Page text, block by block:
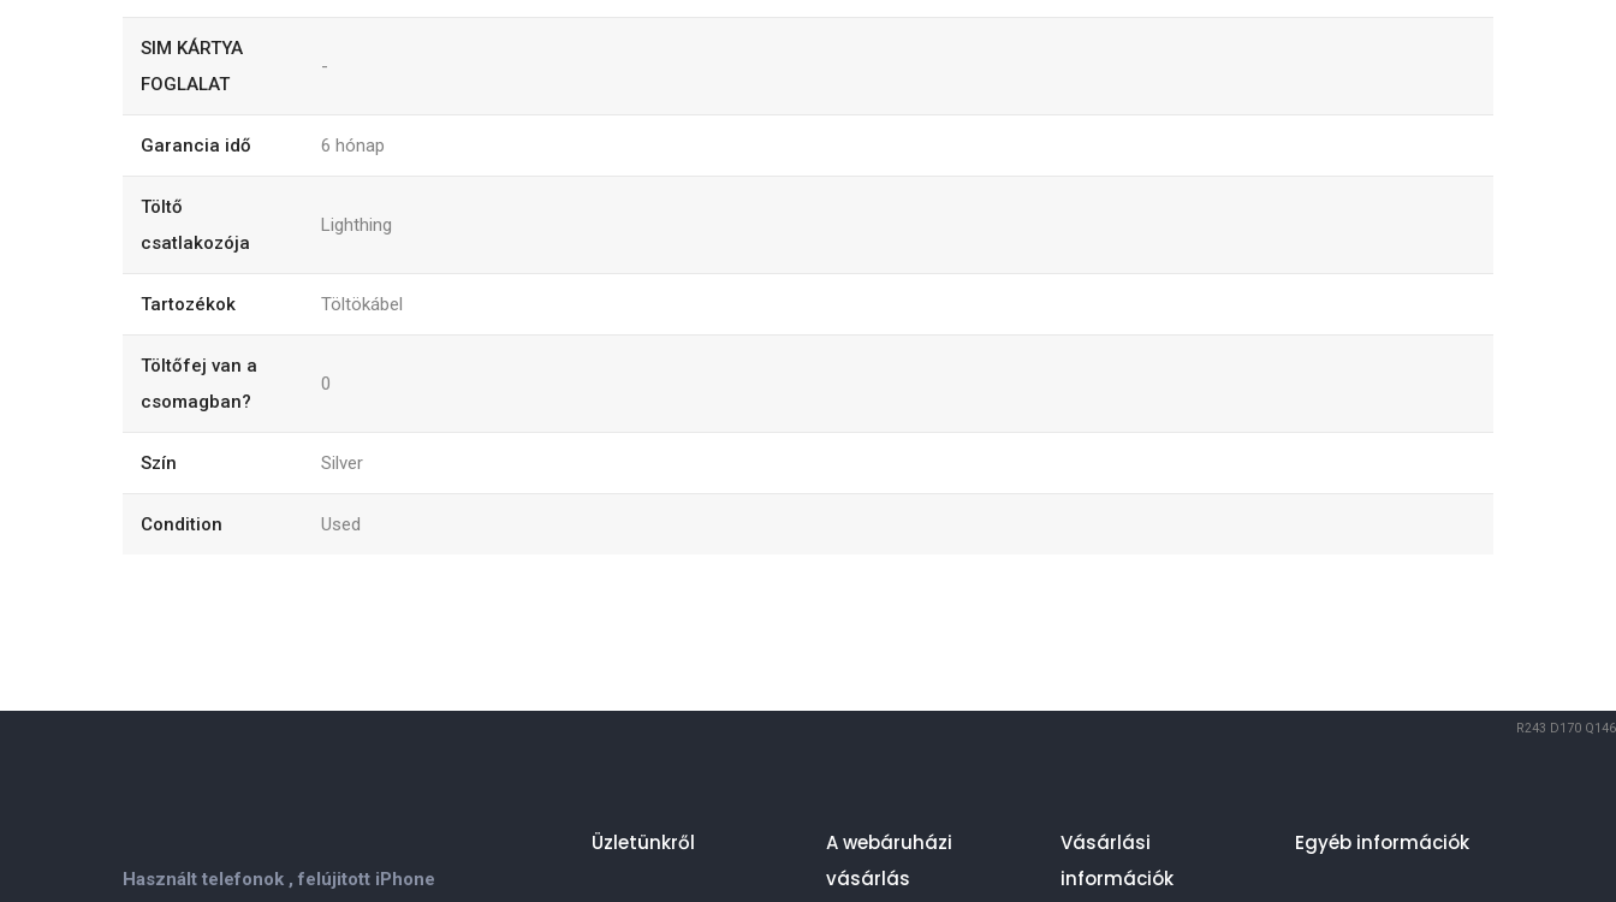
SIM KÁRTYA
FOGLALAT
-
Garancia idő 6 hónap
Töltő
csatlakozója
Lighthing
Tartozékok Töltökábel
Töltőfej van a
csomagban?
0
Szín Silver
Condition Used
R243 D170 Q146
Használt telefonok , felújitott iPhone
Üzletünkről
A webáruházi
vásárlás
Vásárlási
információk
Egyéb információk